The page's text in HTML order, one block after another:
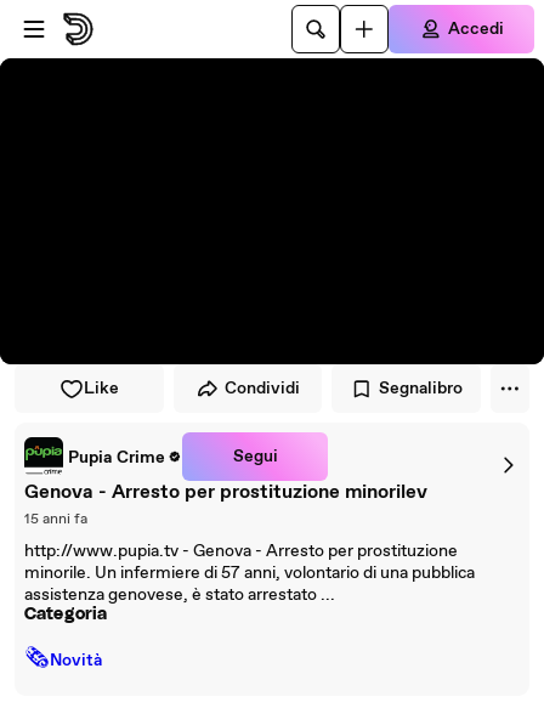
Vai al lettore
Passa al contenuto principale
Accedi
Like Condividi Segnalibro
Pupia Crime Segui
Genova - Arresto per prostituzione minorilev
15 anni fa
http://www.pupia.tv - Genova - Arresto per prostituzione
minorile. Un infermiere di 57 anni, volontario di una pubblica
assistenza genovese, è stato arrestato ...
Categoria
🗞Novità